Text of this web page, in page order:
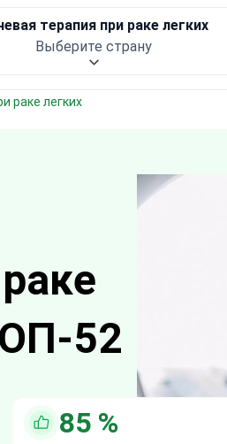
раке легких
терапия при раке легких
Выберите страну
52
85 %